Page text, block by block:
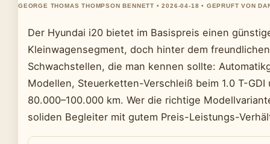
GEORGE THOMAS THOMPSON BENNETT • 2026-04-18 • GEPRUFT VON
Der Hyundai i20 bietet im Basispreis einen
Kleinwagensegment, doch hinter dem
Schwachstellen, die man kennen sollte:
Modellen, Steuerketten-Verschleiß beim 1.0 T-
80.000–100.000 km. Wer die richtige
soliden Begleiter mit gutem Preis-Leistungs-